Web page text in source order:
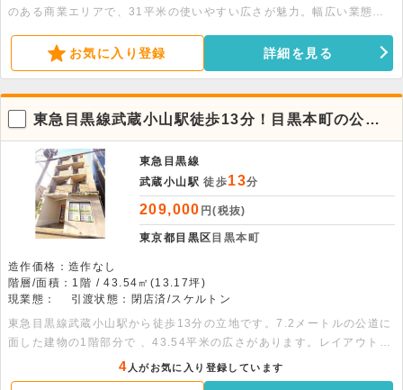
のある商業エリアで、31平米の使いやすい広さが魅力。幅広い業態に
ださい。
お気に入り登録 詳細を見る
東急目黒線武蔵小山駅徒歩13分！目黒本町の公道
に面した1階スケルトン物件。
東急目黒線
武蔵小山駅 徒歩13分
209,000 円(税抜)
東京都目黒区 目黒本町
造作価格：造作なし
階層/面積：1階 / 43.54㎡(13.17坪)
現業態：
引渡状態：閉店済/スケルトン
東急目黒線武蔵小山駅から徒歩13分の立地です。7.2メートルの公道に
面した建物の1階部分で 、43.54平米の広さがあります。レイアウトの
自由度が高いスケルトン物件で幅広い業態での出店におすすめです。詳
細につきましてはお問い合わせください
4 人がお気に入り登録しています